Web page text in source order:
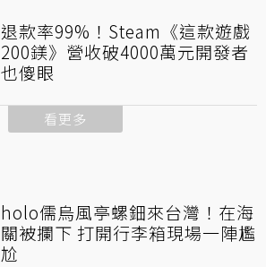
退款率99%！Steam《這款遊戲
200鎂》營收破4000萬元開發者
也傻眼
看更多
holo儒烏風亭螺鈿來台灣！在海
關被攔下 打開行李箱現場一陣尷
尬